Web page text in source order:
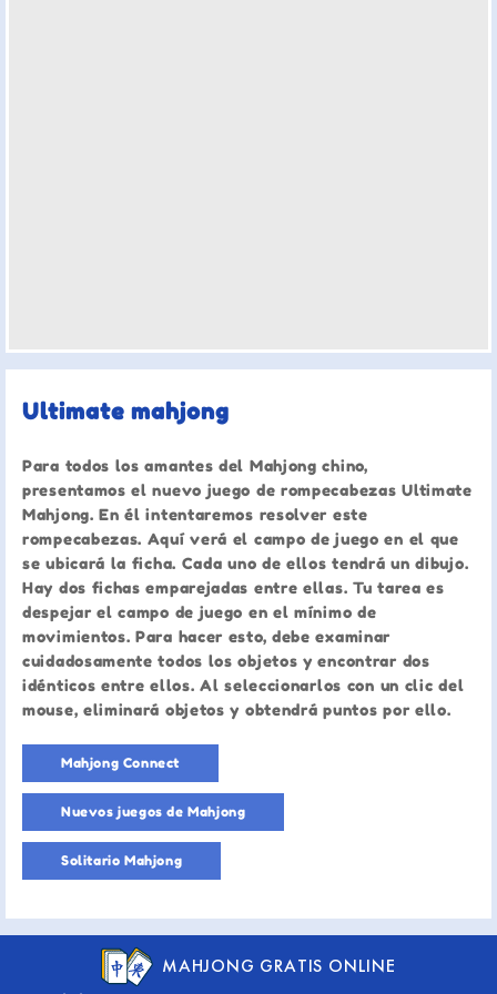
Ultimate mahjong
Para todos los amantes del Mahjong chino,
presentamos el nuevo juego de rompecabezas Ultimate
Mahjong. En él intentaremos resolver este
rompecabezas. Aquí verá el campo de juego en el que
se ubicará la ficha. Cada uno de ellos tendrá un dibujo.
Hay dos fichas emparejadas entre ellas. Tu tarea es
despejar el campo de juego en el mínimo de
movimientos. Para hacer esto, debe examinar
cuidadosamente todos los objetos y encontrar dos
idénticos entre ellos. Al seleccionarlos con un clic del
mouse, eliminará objetos y obtendrá puntos por ello.
Mahjong Connect
Nuevos juegos de Mahjong
Solitario Mahjong
MAHJONG GRATIS ONLINE